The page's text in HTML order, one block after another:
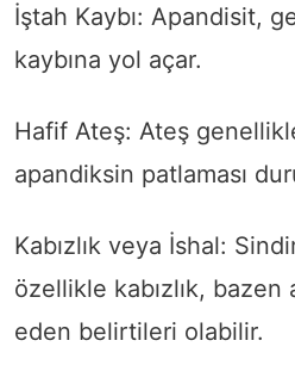
İştah Kaybı: Apandisit,
kaybına yol açar.
Hafif Ateş: Ateş
apandiksin patlaması
Kabızlık veya İshal:
özellikle kabızlık,
eden belirtileri olabilir.